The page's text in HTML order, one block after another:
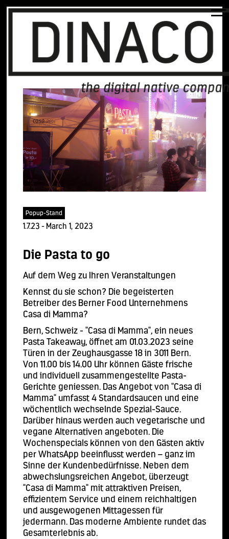
Popup-Stand
1.7.23 - March 1, 2023
Die Pasta to go
Auf dem Weg zu Ihren Veranstaltungen
Kennst du sie schon? Die begeisterten
Betreiber des Berner Food Unternehmens
Casa di Mamma?
Bern, Schweiz - "Casa di Mamma", ein neues
Pasta Takeaway, öffnet am 01.03.2023 seine
Türen in der Zeughausgasse 18 in 3011 Bern.
Von 11.00 bis 14.00 Uhr können Gäste frische
und individuell zusammengestellte Pasta-
Gerichte geniessen. Das Angebot von "Casa di
Mamma" umfasst 4 Standardsaucen und eine
wöchentlich wechselnde Spezial-Sauce.
Darüber hinaus werden auch vegetarische und
vegane Alternativen angeboten. Die
Wochenspecials können von den Gästen aktiv
per WhatsApp beeinflusst werden – ganz im
Sinne der Kundenbedürfnisse. Neben dem
abwechslungsreichen Angebot, überzeugt
"Casa di Mamma" mit attraktiven Preisen,
effizientem Service und einem reichhaltigen
und ausgewogenen Mittagessen für
jedermann. Das moderne Ambiente rundet das
Gesamterlebnis ab.